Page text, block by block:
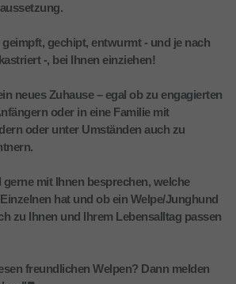
gechipt, entwurmt - und je nach
-, bei Ihnen einziehen!
neues Zuhause – egal ob zu engagierten
oder in eine Familie mit
oder unter Umständen auch zu
mit Ihnen besprechen, welche
hat und ob ein Welpe/Junghund
zu Ihnen und Ihrem Lebensalltag passen
freundlichen Welpen? Dann melden